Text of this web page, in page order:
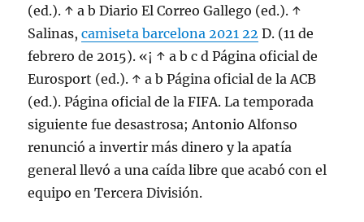
(ed.). ↑ a b Diario El Correo Gallego (ed.). ↑
Salinas,camiseta barcelona 2021 22 D. (11 de
febrero de 2015). «¡ ↑ a b c d Página oficial de
Eurosport (ed.). ↑ a b Página oficial de la ACB
(ed.). Página oficial de la FIFA. La temporada
siguiente fue desastrosa; Antonio Alfonso
renunció a invertir más dinero y la apatía
general llevó a una caída libre que acabó con el
equipo en Tercera División.